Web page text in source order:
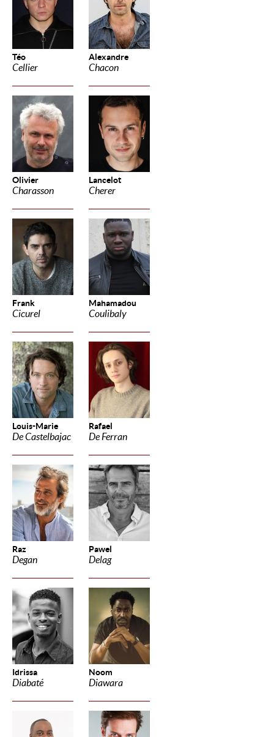
Téo
Cellier
Alexandre
Chacon
Olivier
Charasson
Lancelot
Cherer
Frank
Cicurel
Mahamadou
Coulibaly
Louis-Marie
De Castelbajac
Rafael
De Ferran
Raz
Degan
Pawel
Delag
Idrissa
Diabaté
Noom
Diawara